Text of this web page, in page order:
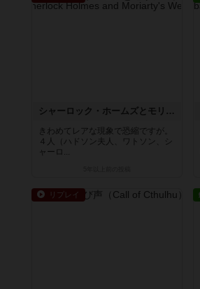
シャーロック・ホームズとモリアーティの罠
きわめてレアな現象で恐縮ですが。
４人（ハドソン夫人、ワトソン、シ
ャーロ...
リプレイ